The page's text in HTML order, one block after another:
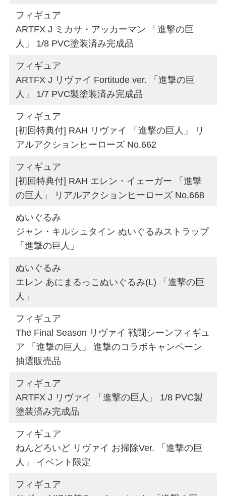
フィギュア
ARTFX J ミカサ・アッカーマン 「進撃の巨
人」 1/8 PVC塗装済み完成品
フィギュア
ARTFX J リヴァイ Fortitude ver. 「進撃の巨
人」 1/7 PVC製塗装済み完成品
フィギュア
[初回特典付] RAH リヴァイ 「進撃の巨人」 リ
アルアクションヒーローズ No.662
フィギュア
[初回特典付] RAH エレン・イェーガー 「進撃
の巨人」 リアルアクションヒーローズ No.668
ぬいぐるみ
ジャン・キルシュタイン ぬいぐるみストラップ
「進撃の巨人」
ぬいぐるみ
エレン あにまるっこぬいぐるみ(L) 「進撃の巨
人」
フィギュア
The Final Season リヴァイ 戦闘シーンフィギュ
ア 「進撃の巨人」 進撃のコラボキャンペーン
抽選販売品
フィギュア
ARTFX J リヴァイ 「進撃の巨人」 1/8 PVC製
塗装済み完成品
フィギュア
ねんどろいど リヴァイ お掃除Ver. 「進撃の巨
人」 イベント限定
フィギュア